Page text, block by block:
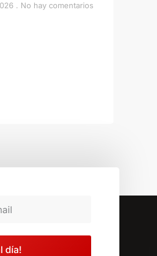
No hay comentarios
día!